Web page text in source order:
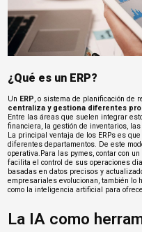
¿Qué es un ERP?
Un ERP , o sistema de planificación de
centraliza y gestiona diferentes
Entre las áreas que suelen integrar
financiera , la gestión de inventarios,
La principal ventaja de los ERPs es
diferentes departamentos. De este
operativa.Para las pymes, contar con
facilita el control de sus operaciones
basadas en datos precisos y
empresariales evolucionan, también lo
como la inteligencia artificial para
La IA como